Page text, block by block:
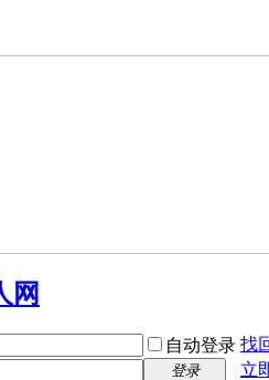
自动登录 找
登录
立